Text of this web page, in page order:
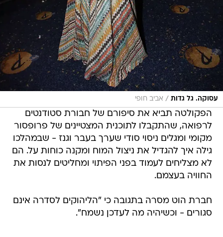
עסוקה. גל גדות / אביב חופי
הפקולטה תביא את סיפורם של חבורת סטודנטים
לרפואה, שהתקבלו לתוכנית המצטיינים של פרופסור
מקומי ומגלים ניסוי סודי שערך בעבר וגנז - שבמהלכו
גילה איך להגדיל את ניצול המוח ומקנה כוחות על. הם
לא מצליחים לעמוד בפני הפיתוי ומחליטים לנסות את
החוויה בעצמם.
חברת הוט מסרה בתגובה כי "הליהוקים לסדרה אינם
סגורים - וכשיהיה מה לעדכן נשמח".